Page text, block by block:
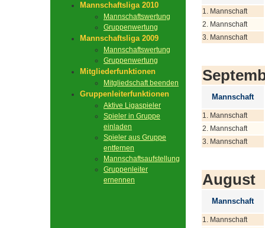
Mannschaftsliga 2010
Mannschaftswertung
Gruppenwertung
Mannschaftsliga 2009
Mannschaftswertung
Gruppenwertung
Mitgliederfunktionen
Mitgliedschaft beenden
Gruppenleiterfunktionen
Aktive Ligaspieler
Spieler in Gruppe
einladen
Spieler aus Gruppe
entfernen
Mannschaftsaufstellung
Gruppenleiter
ernennen
1. Mannschaft
2. Mannschaft
3. Mannschaft
Mannschaft
1. Mannschaft
2. Mannschaft
3. Mannschaft
August
Mannschaft
1. Mannschaft